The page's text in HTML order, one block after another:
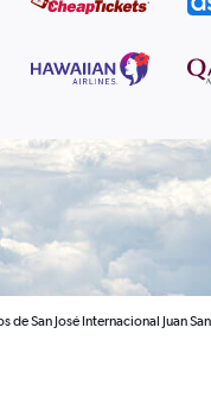
de San José Internacional Juan